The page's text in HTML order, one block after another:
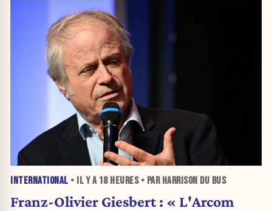
INTERNATIONAL • IL Y A 18 HEURES• PAR HARRISON DU BUS
Franz-Olivier Giesbert : « L'Arcom